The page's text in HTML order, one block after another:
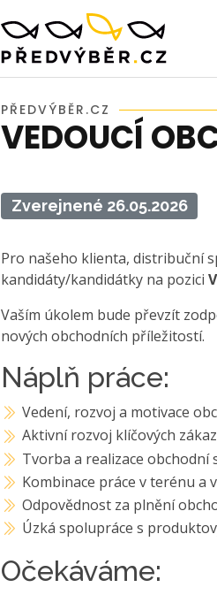
PŘEDVÝBĚR.CZ
VEDOUCÍ
Zverejnené 26.05.2026
Pro našeho klienta, distribuční
kandidáty/kandidátky na pozici
Vaším úkolem bude převzít
nových obchodních příležitostí.
Náplň práce:
Vedení, rozvoj a motivace
Aktivní rozvoj klíčových
Tvorba a realizace obchodní
Kombinace práce v terénu a
Odpovědnost za plnění
Úzká spolupráce s
Očekáváme: